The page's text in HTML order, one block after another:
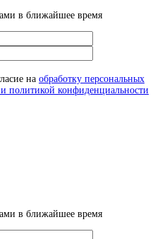
в ближайшее время
на обработку персональных
политикой конфиденциальности
в ближайшее время